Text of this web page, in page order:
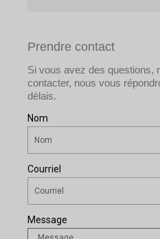
Prendre contact
Si vous avez des questions,
contacter, nous vous
délais.
Nom
Courriel
Message